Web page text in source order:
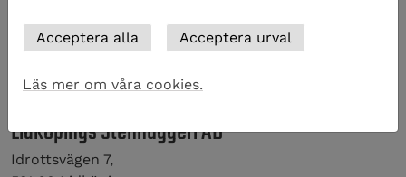
det ekonomiska ansvaret för detta. Genom att välja
en liggande eller delvis liggande sten minskar man
Lidköpings Stenhuggeri AB
Idrottsvägen 7,
Läs mer om våra cookies.